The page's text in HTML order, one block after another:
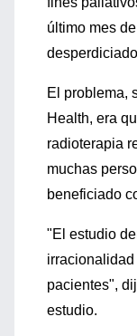
último mes
El problema,
Health, era
radioterapia
muchas
beneficiado
"El estudio
pacientes",
estudio.